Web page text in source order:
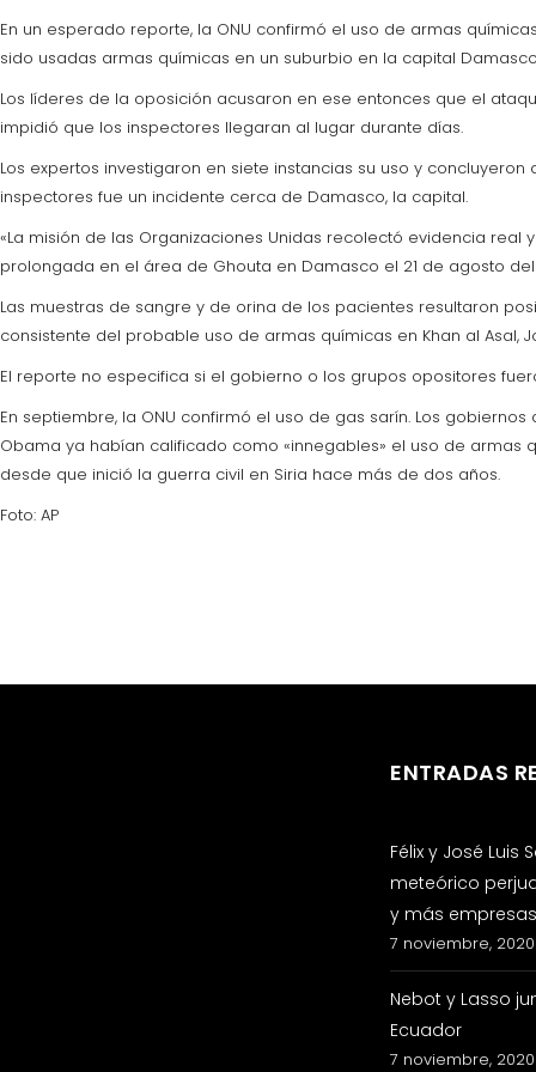
En un esperado reporte, la ONU confirmó el uso de armas
sido usadas armas químicas en un suburbio en la capital
Los líderes de la oposición acusaron en ese entonces que el
impidió que los inspectores llegaran al lugar durante días.
Los expertos investigaron en siete instancias su uso y
inspectores fue un incidente cerca de Damasco, la capital.
«La misión de las Organizaciones Unidas recolectó evidencia
prolongada en el área de Ghouta en Damasco el 21 de agosto
Las muestras de sangre y de orina de los pacientes resultaron
consistente del probable uso de armas químicas en Khan al Asal,
El reporte no especifica si el gobierno o los grupos opositores
En septiembre, la ONU confirmó el uso de gas sarín. Los
Obama ya habían calificado como «innegables» el uso de
desde que inició la guerra civil en Siria hace más de dos años.
Foto: AP
ENTRADAS
Félix y José Luis
meteórico
y más
7 noviembre, 2020
Nebot y Lasso
Ecuador
7 noviembre, 2020